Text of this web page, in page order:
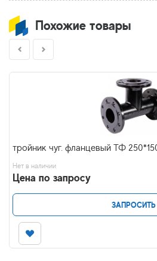
Похожие товары
тройник чуг. фланцевый ТФ
Нет в наличии
Цена по запросу
ЗАПРОСИТЬ